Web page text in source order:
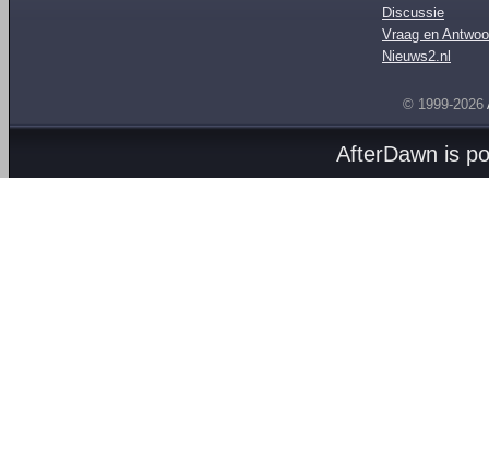
Discussie
Vraag en
Nieuws2.nl
© 1999-2026
AfterDawn is